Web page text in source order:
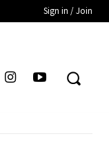
Sign in / Join